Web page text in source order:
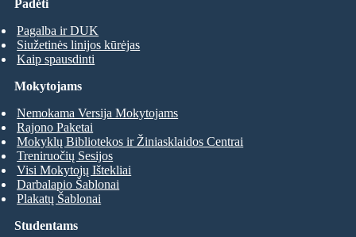
Padėti
Pagalba ir DUK
Siužetinės linijos kūrėjas
Kaip spausdinti
Studentams
Mokytojams
Nemokama Versija Mokytojams
Rajono Paketai
Mokyklų Bibliotekos ir Žiniasklaidos Centrai
Treniruočių Sesijos
Visi Mokytojų Ištekliai
Darbalapio Šablonai
Plakatų Šablonai